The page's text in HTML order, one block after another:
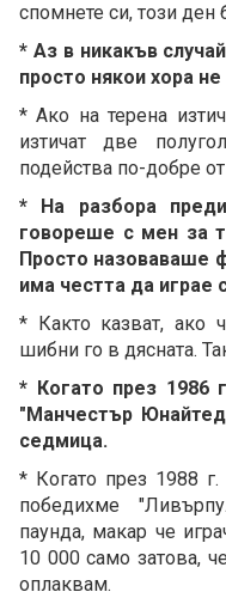
спомнете си, този
* Аз в никакъв
просто някои хора
* Ако на терена
изтичат две
подейства по-добре
* На разбора
говореше с мен за
Просто назоваваше
има честта да играе
* Както казват, ако
шибни го в дясната.
* Когато през 1986
"Манчестър
седмица.
* Когато през 1988
победихме
паунда, макар че
10 000 само затова,
оплаквам.